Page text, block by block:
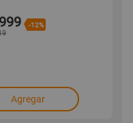
-12%
Agregar